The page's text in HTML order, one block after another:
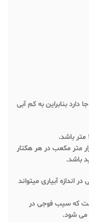
بنابراین به کم آبی
اندازه آبیاری میتواند
که سیب فوجی در
می شود.